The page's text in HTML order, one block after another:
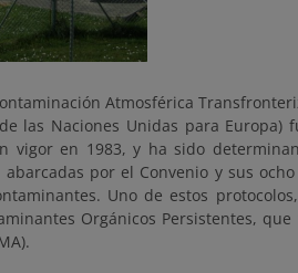
Atmosférica
las Naciones Unidas para
vigor en 1983, y ha sido
por el Convenio y sus
Uno de estos
Orgánicos Persistentes,